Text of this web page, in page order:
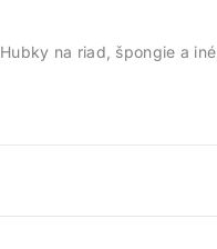
Hubky na riad, špongie a iné